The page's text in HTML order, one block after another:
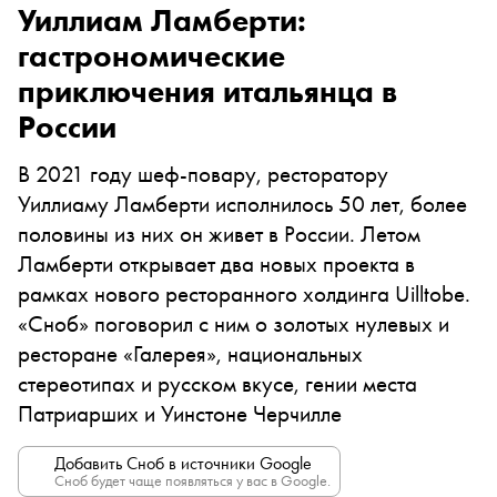
Уиллиам Ламберти:
гастрономические
приключения итальянца в
России
В 2021 году шеф-повару, ресторатору
Уиллиаму Ламберти исполнилось 50 лет, более
половины из них он живет в России. Летом
Ламберти открывает два новых проекта в
рамках нового ресторанного холдинга Uilltobe.
«Сноб» поговорил с ним о золотых нулевых и
ресторане «Галерея», национальных
стереотипах и русском вкусе, гении места
Патриарших и Уинстоне Черчилле
Добавить Сноб в источники Google
Сноб будет чаще появляться у вас в Google.